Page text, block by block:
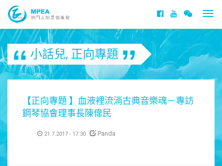
小話兒, 正向專題
【正向專題 】血液裡流淌古典音樂魂－專訪
鋼琴協會理事長陳偉民
21.7.2017 - 17:30 Panda